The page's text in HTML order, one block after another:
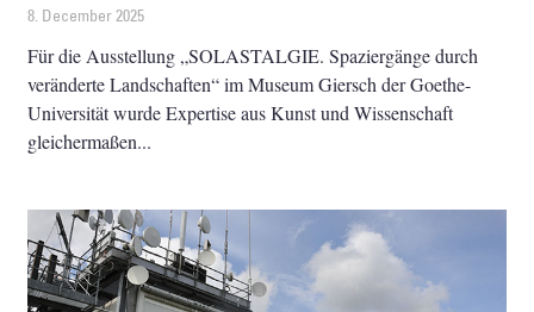
8. December 2025
Für die Ausstellung „SOLASTALGIE. Spaziergänge durch
veränderte Landschaften“ im Museum Giersch der Goethe-
Universität wurde Expertise aus Kunst und Wissenschaft
gleichermaßen